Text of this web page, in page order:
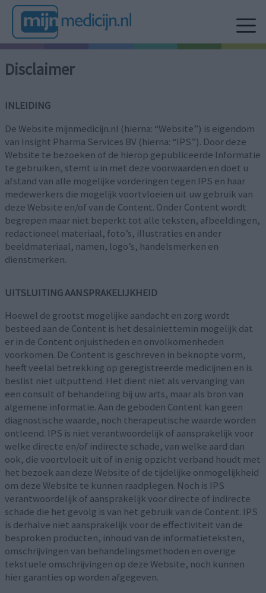
Disclaimer
INLEIDING
De Website mijnmedicijn.nl (hierna: “Website”) is eigendom
van Insight Pharma Services BV (hierna: “IPS”). Door deze
Website te bezoeken of de hierop gepubliceerde Informatie
te gebruiken, stemt u in met deze voorwaarden en doet u
afstand van alle mogelijke vorderingen tegen IPS en haar
medewerkers die mogelijk voortvloeien uit uw gebruik van
deze Website en/of van de Content. Onder Content wordt
begrepen maar niet beperkt tot alle teksten, afbeeldingen,
redactioneel materiaal, foto’s, illustraties en ander
beeldmateriaal, namen, logo’s, handelsmerken en
dienstmerken.
UITSLUITING AANSPRAKELIJKHEID
Hoewel de grootst mogelijke aandacht en zorg wordt
besteed aan de Content is het desalniettemin mogelijk dat
er in de Content onjuistheden en onvolkomenheden
voorkomen. De Content is geschreven in beknopte vorm,
heeft veelal betrekking op geregistreerde medicijnen en is
beslist niet uitputtend. Het dient niet als vervanging van
een consult of behandeling bij uw arts, maar als bron van
algemene informatie. Aan de geboden Content kan geen
diagnostische waarde, noch therapeutische waarde worden
ontleend. IPS is niet verantwoordelijk of aansprakelijk voor
welke directe en/of indirecte schade, van welke aard dan
ook, die voortvloeit uit of in enig opzicht verband houdt met
het bezoek aan deze Website of de tijdelijke onmogelijkheid
om deze Website te kunnen raadplegen. Noch is IPS
verantwoordelijk of aansprakelijk voor directe of indirecte
schade die het gevolg is van het gebruik van de Content. IPS
is derhalve niet aansprakelijk voor de effectiviteit van de
besproken producten, inhoud van de informatieteksten,
omschrijvingen van behandelingsmethoden en overige
tekstuele omschrijvingen op deze Website, noch kunnen
hier garanties op worden afgegeven.